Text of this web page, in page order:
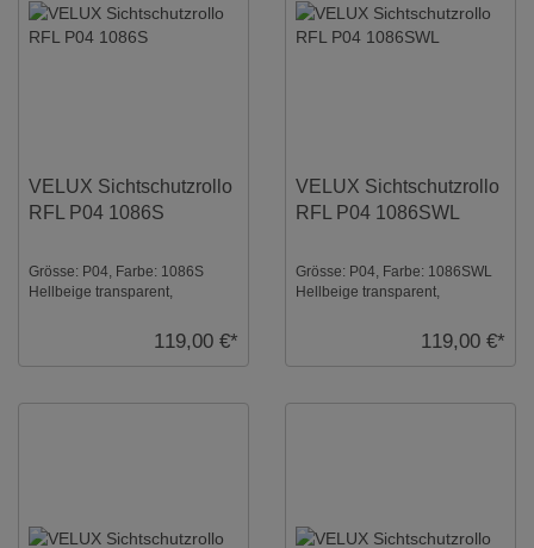
VELUX Sichtschutzrollo
RFL P04 1086S
Grösse: P04, Farbe: 1086S
Hellbeige transparent,
119,00 €*
VELUX Sichtschutzrollo
RFL P04 1086SWL
Grösse: P04, Farbe: 1086SWL
Hellbeige transparent,
119,00 €*